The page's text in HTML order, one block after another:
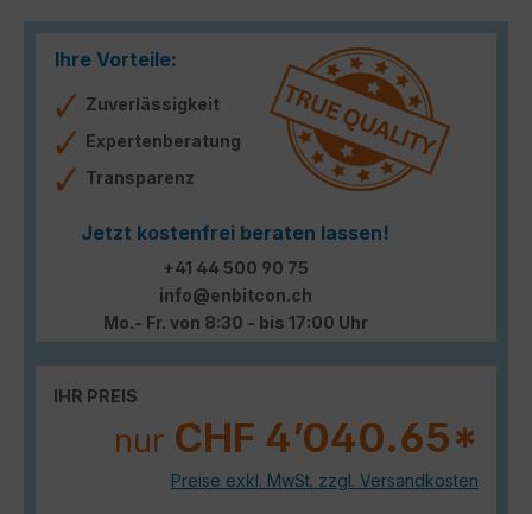
Ihre Vorteile:
Zuverlässigkeit
Expertenberatung
Transparenz
Jetzt kostenfrei beraten lassen!
+41 44 500 90 75
info@enbitcon.ch
Mo.- Fr. von 8:30 - bis 17:00 Uhr
IHR PREIS
nur CHF 4’040.65*
Preise exkl. MwSt. zzgl. Versandkosten